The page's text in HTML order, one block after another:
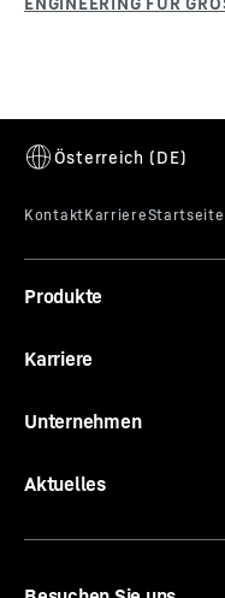
Produkte
Karriere
Unternehmen
Aktuelles